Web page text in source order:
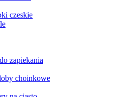
czeskie
zapiekania
choinkowe